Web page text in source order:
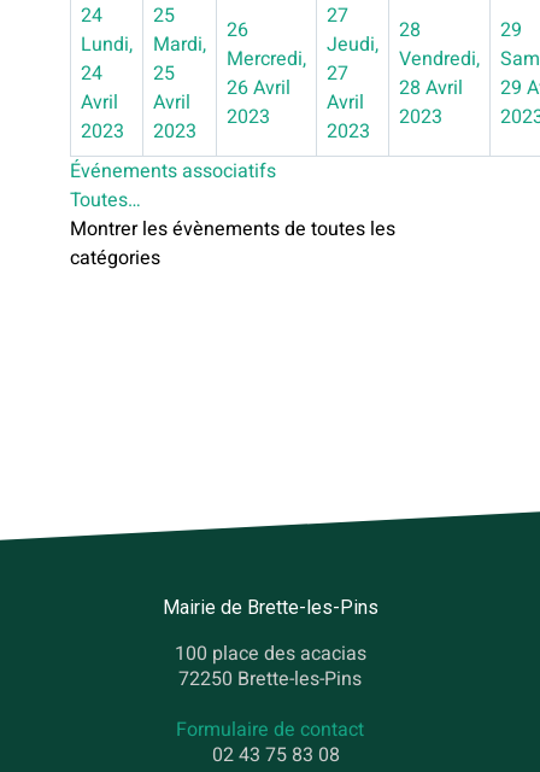
24
Lundi,
24
Avril
2023
25
Mardi,
25
Avril
2023
26
Mercredi,
26 Avril
2023
27
Jeudi,
27
Avril
2023
28
Vendredi,
28 Avril
2023
29
29
Événements associatifs
Toutes…
Montrer les évènements de toutes les
catégories
Mairie de Brette-les-Pins
100 place des acacias
72250 Brette-les-Pins
Formulaire de contact
02 43 75 83 08